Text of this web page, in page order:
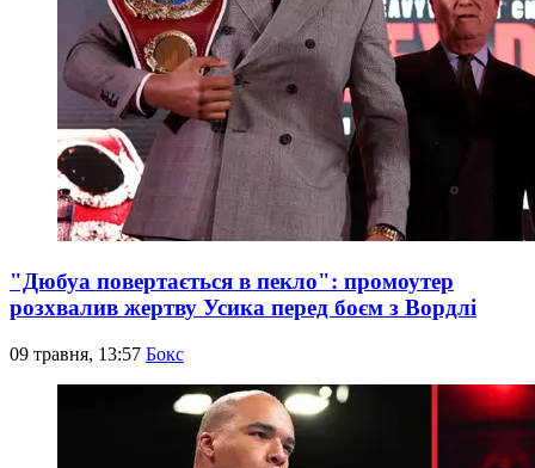
"Дюбуа повертається в пекло": промоутер
розхвалив жертву Усика перед боєм з Вордлі
09 травня, 13:57 Бокс